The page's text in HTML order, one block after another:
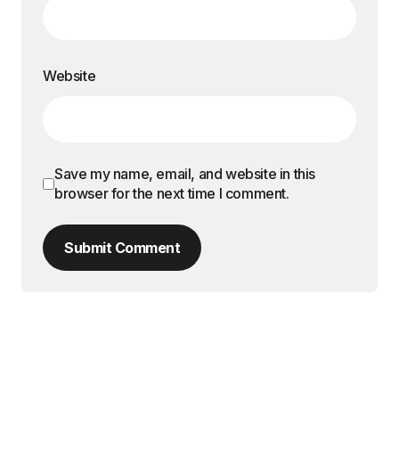
Website
Save my name, email, and website in this
browser for the next time I comment.
Submit Comment